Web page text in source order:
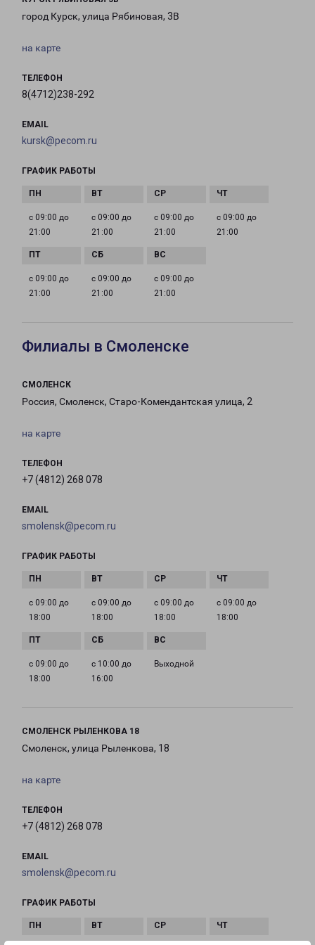
город Курск, улица Рябиновая, 3В
на карте
ТЕЛЕФОН
8(4712)238-292
EMAIL
kursk@pecom.ru
ГРАФИК РАБОТЫ
с 09:00 до
21:00
с 09:00 до
21:00
с 09:00 до
21:00
с 09:00 до
21:00
с 09:00 до
21:00
с 09:00 до
21:00
с 09:00 до
21:00
Филиалы в Смоленске
СМОЛЕНСК
Россия, Смоленск, Старо-Комендантская улица, 2
на карте
ТЕЛЕФОН
+7 (4812) 268 078
EMAIL
smolensk@pecom.ru
ГРАФИК РАБОТЫ
с 09:00 до
18:00
с 09:00 до
18:00
с 09:00 до
18:00
с 09:00 до
18:00
с 09:00 до
18:00
с 10:00 до
16:00
Выходной
СМОЛЕНСК РЫЛЕНКОВА 18
Смоленск, улица Рыленкова, 18
на карте
ТЕЛЕФОН
+7 (4812) 268 078
EMAIL
smolensk@pecom.ru
ГРАФИК РАБОТЫ